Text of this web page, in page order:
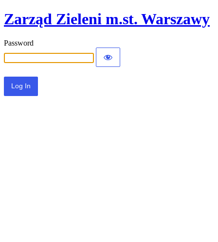
Zarząd Zieleni m.st. Warszawy
Password